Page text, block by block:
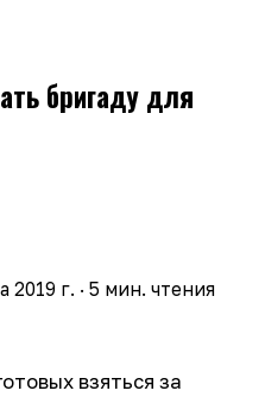
бригаду для
2019 г. · 5 мин. чтения
взяться за